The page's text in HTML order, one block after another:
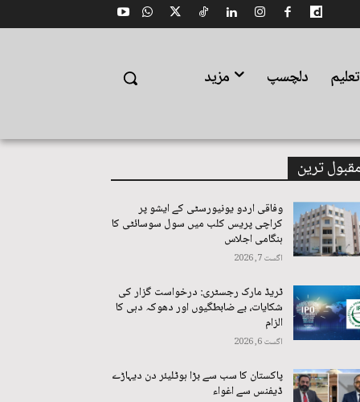
دلچسپ مزید
ترین
وفاقی اردو یونیورسٹی کے ایشو پر
کراچی پریس کلب میں سول سوسائٹی کا
ہنگامی اجلاس
اگست 7, 2026
ٹریڈ مارک رجسٹری: درخواست گزار کی
شکایات، بے ضابطگیوں اور دھوکہ دہی کا
الزام
اگست 6, 2026
پاکستان کا سب سے بڑا ہوٹلیئر دن دیہاڑے
ڈیفنس سے اغواء